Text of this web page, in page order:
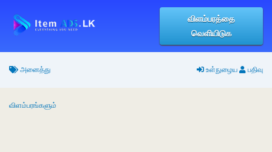
விளம்பரத்தை
வெளியிடுக
அனைத்து
விளம்பரங்களும்
உள்நுழைய பதிவு